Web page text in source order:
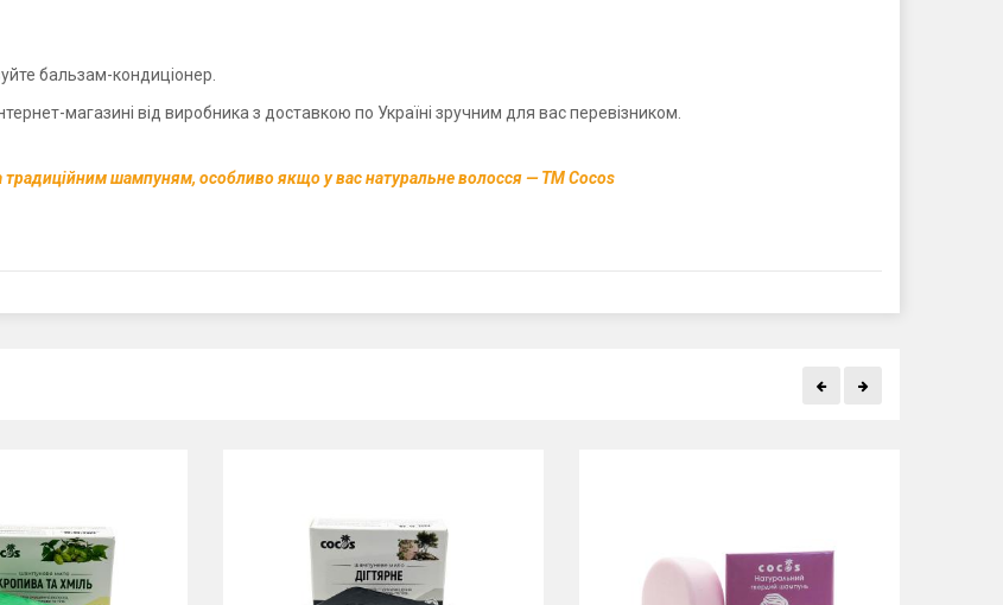
бальзам-кондиціонер.
магазині від виробника з доставкою по Україні зручним для вас перевізником.
шампуням, особливо якщо у вас натуральне волосся — ТМ Cocos